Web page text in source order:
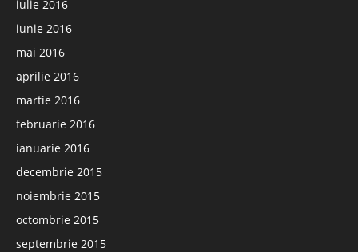
iulie 2016
iunie 2016
mai 2016
aprilie 2016
martie 2016
februarie 2016
ianuarie 2016
decembrie 2015
noiembrie 2015
octombrie 2015
septembrie 2015